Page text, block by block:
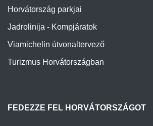
Jadrolinija - Kompjáratok
Viamichelin útvonaltervező
Turizmus Horvátországban
Turisztikai desztinációk